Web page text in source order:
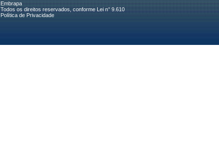
Embrapa
Todos os direitos reservados, conforme Lei n° 9.610
Política de Privacidade